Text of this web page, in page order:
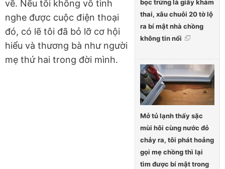
bọc trứng là giấy khám
thai, xâu chuỗi 20 tờ lộ
ra bí mật nhà chồng
không tin nổi
Mở tủ lạnh thấy sặc
mùi hôi cùng nước đỏ
chảy ra, tôi phát hoảng
gọi mẹ chồng thì lại
tìm được bí mật trong
về. Nếu tôi không vô tình
nghe được cuộc điện thoại
đó, có lẽ tôi đã bỏ lỡ cơ hội
hiểu và thương bà như người
mẹ thứ hai trong đời mình.